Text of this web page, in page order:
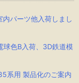
内パーツ他入荷しまし
球色B入荷、3D鉄道模
系用 製品化のご案内